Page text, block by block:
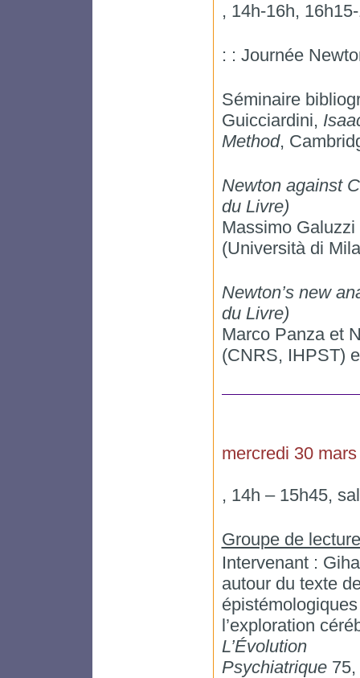
, 14h-16h,
: : Journée
Séminaire
Guicciardini,
Method,
Newton against
du Livre)
Massimo
(Università di
Newton’s new
du Livre)
Marco Panza et
(CNRS, IHPST)
mercredi 30 mars
, 14h – 15h45,
Groupe de
Intervenant :
autour du texte
l’exploration
L’Évolution
Psychiatrique75,